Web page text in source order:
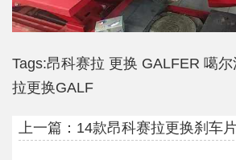
Tags:昂科赛拉 更换 GALFER 噶
拉更换GALF
上一篇： 14款昂科赛拉更换刹车